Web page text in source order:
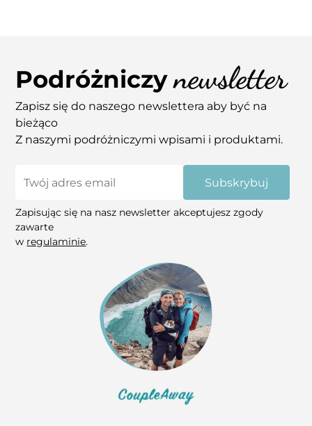
Podróżniczynewsletter
Zapisz się do naszego newslettera aby być na
bieżąco
Z naszymi podróżniczymi wpisami i produktami.
Subskrybuj
Zapisując się na nasz newsletter akceptujesz zgody
zawarte
w regulaminie.